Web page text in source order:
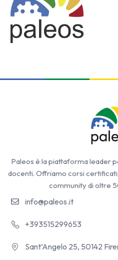
Paleos è la piattaforma leader
docenti. Offriamo corsi
community di oltre
info@paleos.it
+393515299653
Sant’Angelo 25, 50142